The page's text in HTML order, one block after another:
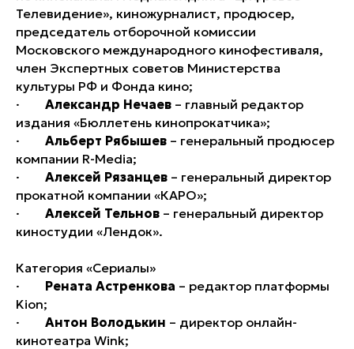
Телевидение», киножурналист, продюсер,
председатель отборочной комиссии
Московского международного кинофестиваля,
член Экспертных советов Министерства
культуры РФ и Фонда кино;
· Александр Нечаев – главный редактор
издания «Бюллетень кинопрокатчика»;
· Альберт Рябышев – генеральный продюсер
компании R-Media;
· Алексей Рязанцев – генеральный директор
прокатной компании «КАРО»;
· Алексей Тельнов – генеральный директор
киностудии «Лендок».
Категория «Сериалы»
· Рената Астренкова – редактор платформы
Kion;
· Антон Володькин – директор онлайн-
кинотеатра Wink;